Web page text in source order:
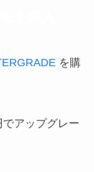
を購
アップグレー